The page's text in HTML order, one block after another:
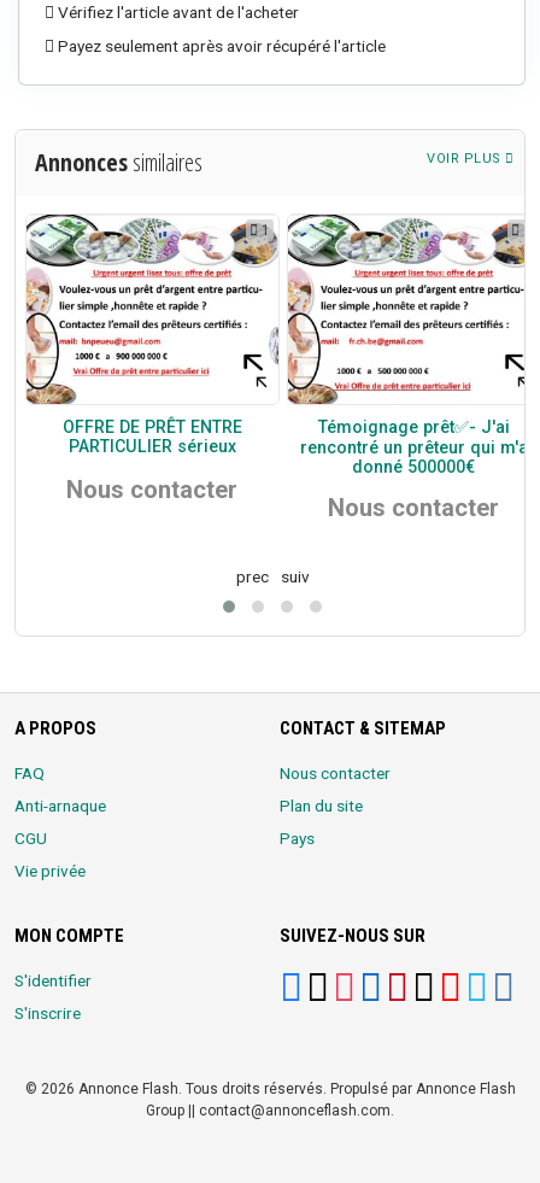
Vérifiez l'article avant de l'acheter
Payez seulement après avoir récupéré l'article
Annoncessimilaires VOIR PLUS
1
OFFRE DE PRÊT ENTRE
PARTICULIER sérieux
Nous contacter
1
Témoignage prêt✅- J'ai
rencontré un prêteur qui m'a
donné 500000€
Nous contacter
prec suiv
A PROPOS
FAQ
Anti-arnaque
CGU
Vie privée
CONTACT & SITEMAP
Nous contacter
Plan du site
Pays
MON COMPTE
S'identifier
S'inscrire
SUIVEZ-NOUS SUR
© 2026 Annonce Flash. Tous droits réservés. Propulsé par Annonce Flash
Group || contact@annonceflash.com.